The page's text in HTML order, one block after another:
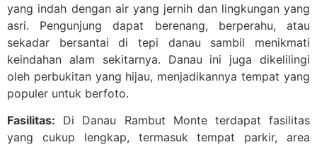
yang indah dengan air yang jernih dan lingkungan yang
asri. Pengunjung dapat berenang, berperahu, atau
sekadar bersantai di tepi danau sambil menikmati
keindahan alam sekitarnya. Danau ini juga dikelilingi
oleh perbukitan yang hijau, menjadikannya tempat yang
populer untuk berfoto.
Fasilitas: Di Danau Rambut Monte terdapat fasilitas
yang cukup lengkap, termasuk tempat parkir, area